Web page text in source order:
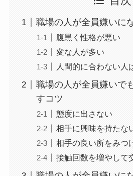
職場の人が全員嫌いに
腹黒く性格が悪い
変な人が多い
人間的に合わない人
職場の人が全員嫌いで
すコツ
態度に出さない
相手に興味を持たな
相手の良い所をみつ
接触回数を増やして